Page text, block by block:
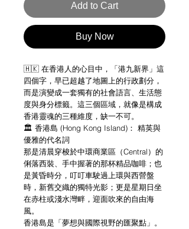
Add to Cart
Buy Now
🇭🇰 在香港人的心目中，「港九新界」這
四個字，早已超越了地圖上的行政劃分，
而是演變成一套獨有的社會語言、生活態
度與身分標籤。這三個區域，就像是構成
香港靈魂的三種維度，缺一不可。
🏛️ 香港島 (Hong Kong Island)： 精英與
優雅的代名詞
那是清晨穿梭於中環商業區（Central）的
俐落西裝、手中握著的那杯精品咖啡；也
是黃昏時分，叮叮車駛過上環與西營盤
時，新舊交織的獨特光影；更是星期日坐
在赤柱或淺水灣畔，迎面吹來的自由海
風。
香港島是「夢想與國際視野的匯聚點」。